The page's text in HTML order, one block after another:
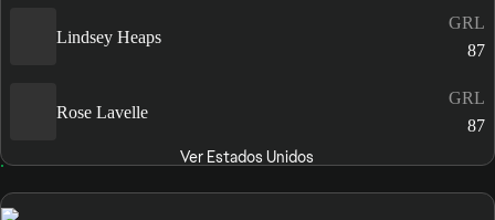
Lindsey Heaps
GRL
87
Rose Lavelle
GRL
87
Ver Estados Unidos